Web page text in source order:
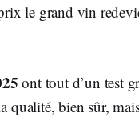
le grand vin
ont tout d’un test
qualité, bien sûr,